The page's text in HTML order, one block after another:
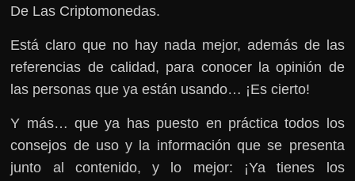
De Las Criptomonedas.
Está claro que no hay nada mejor, además de las
referencias de calidad, para conocer la opinión de
las personas que ya están usando… ¡Es cierto!
Y más… que ya has puesto en práctica todos los
consejos de uso y la información que se presenta
junto al contenido, y lo mejor: ¡Ya tienes los